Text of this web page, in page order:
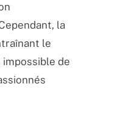
la
le
de